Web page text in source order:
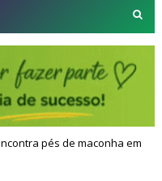
pés de maconha em